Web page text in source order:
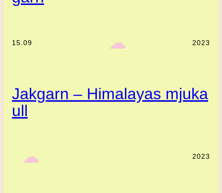
15.09 ‎ ‎‎ ☁︎‎‎ 2023
Jakgarn – Himalayas mjuka
ull
‎ ‎‎ ☁︎‎‎ 2023